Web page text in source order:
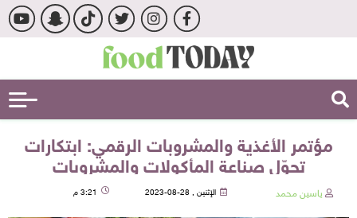
مؤتمر الأغذية والمشروبات الرقمي: ابتكارات
تحوّل صناعة المأكولات والمشروبات
ياسين محمد الإثنين , 28-08-2023 3:21 م